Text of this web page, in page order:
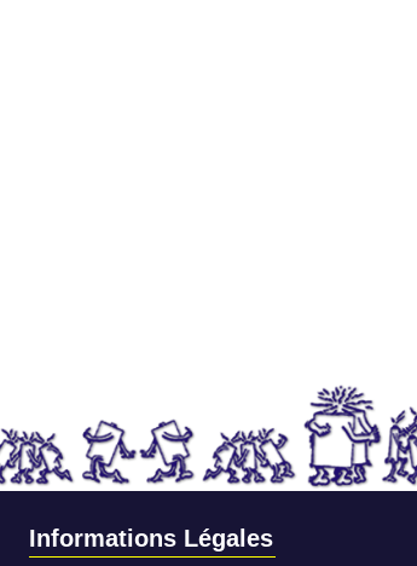
Informations Légales